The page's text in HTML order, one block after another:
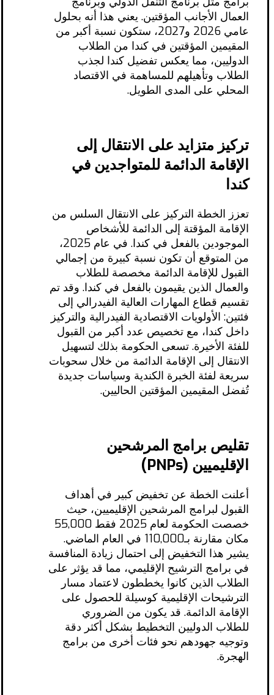
العمال الأجانب المؤقتين. يعني هذا أنه بحلول
عامي 2026 و2027، ستكون نسبة أكبر من
المقيمين المؤقتين في كندا من الطلاب
الدوليين، مما يعكس تفضيل كندا لجذب
الطلاب وتأهيلهم للمساهمة في الاقتصاد
المحلي على المدى الطويل.
تركيز متزايد على الانتقال إلى
الإقامة الدائمة للمتواجدين في
كندا
تعزز الخطة التركيز على الانتقال السلس من
الإقامة المؤقتة إلى الدائمة للأشخاص
الموجودين بالفعل في كندا. في عام 2025،
من المتوقع أن تكون نسبة كبيرة من إجمالي
القبول للإقامة الدائمة مخصصة للطلاب
والعمال الذين يقيمون بالفعل في كندا. وقد تم
تقسيم قطاع المهارات العالية الفيدرالي إلى
فئتين: الأولويات الاقتصادية الفيدرالية والتركيز
داخل كندا، مع تخصيص عدد أكبر من القبول
للفئة الأخيرة. تسعى الحكومة بذلك لتسهيل
الانتقال إلى الإقامة الدائمة من خلال سحوبات
سريعة لفئة الخبرة الكندية وسياسات جديدة
تُفضل المقيمين المؤقتين الحاليين.
تقليص برامج المرشحين
الإقليميين (PNPs)
أعلنت الخطة عن تخفيض كبير في أهداف
القبول لبرامج المرشحين الإقليميين، حيث
خصصت الحكومة لعام 2025 فقط 55,000
مكان مقارنة بـ110,000 في العام الماضي.
يشير هذا التخفيض إلى احتمال زيادة المنافسة
في برامج الترشيح الإقليمي، مما قد يؤثر على
الطلاب الذين كانوا يخططون لاعتماد مسار
الترشيحات الإقليمية كوسيلة للحصول على
الإقامة الدائمة. قد يكون من الضروري
للطلاب الدوليين التخطيط بشكل أكثر دقة
وتوجيه جهودهم نحو فئات أخرى من برامج
الهجرة.